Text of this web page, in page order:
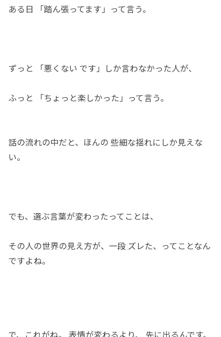
ある日 「踏ん張ってます」って言う。
ずっと 「悪くない です」しか言わなかった人が、
ふっと 「ちょっと楽しかった」 って言う。
話の流れの中だと、ほんの 些細な揺れに しか見えな
い。
でも、選ぶ言葉が変わったってことは、
その人の世界の見え方が、一段 ズレた、ってことなん
ですよね。
で、これがね。 表情が変わるより、 先に出るんです。